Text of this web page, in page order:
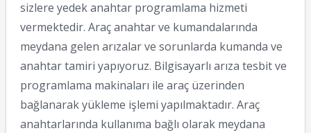
sizlere yedek anahtar programlama hizmeti
vermektedir. Araç anahtar ve kumandalarında
meydana gelen arızalar ve sorunlarda kumanda ve
anahtar tamiri yapıyoruz. Bilgisayarlı arıza tesbit ve
programlama makinaları ile araç üzerinden
bağlanarak yükleme işlemi yapılmaktadır. Araç
anahtarlarında kullanıma bağlı olarak meydana